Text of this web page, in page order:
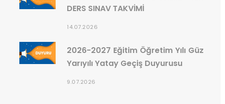
DERS SINAV TAKVİMİ
14.07.2026
2026-2027 Eğitim Öğretim Yılı Güz
Yarıyılı Yatay Geçiş Duyurusu
9.07.2026